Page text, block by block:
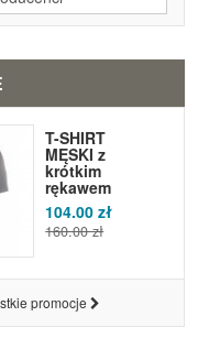
T-SHIRT
MĘSKI z
krótkim
rękawem
104.00 zł
160.00 zł
promocje